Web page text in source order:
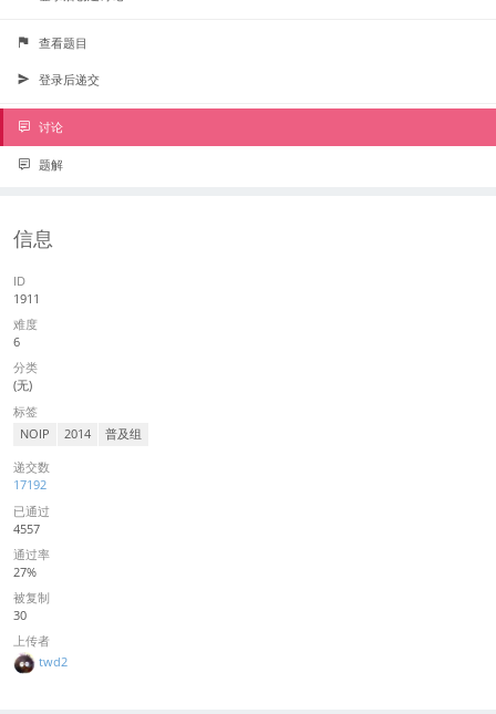
查看题目
登录后递交
讨论
题解
信息
ID
1911
难度
6
分类
(无)
标签
NOIP 2014 普及组
递交数
17192
已通过
4557
通过率
27%
被复制
30
上传者
twd2